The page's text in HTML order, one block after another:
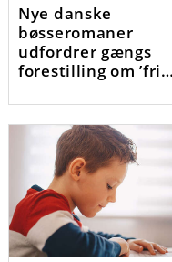
Nye danske
bøsseromaner
udfordrer gængs
forestilling om ’fri